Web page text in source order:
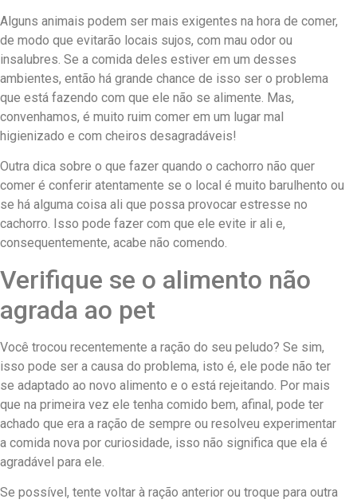
Alguns animais podem ser mais exigentes na hora de comer,
de modo que evitarão locais sujos, com mau odor ou
insalubres. Se a comida deles estiver em um desses
ambientes, então há grande chance de isso ser o problema
que está fazendo com que ele não se alimente. Mas,
convenhamos, é muito ruim comer em um lugar mal
higienizado e com cheiros desagradáveis!
Outra dica sobre o que fazer quando o cachorro não quer
comer é conferir atentamente se o local é muito barulhento ou
se há alguma coisa ali que possa provocar estresse no
cachorro. Isso pode fazer com que ele evite ir ali e,
consequentemente, acabe não comendo.
Verifique se o alimento não
agrada ao pet
Você trocou recentemente a ração do seu peludo? Se sim,
isso pode ser a causa do problema, isto é, ele pode não ter
se adaptado ao novo alimento e o está rejeitando. Por mais
que na primeira vez ele tenha comido bem, afinal, pode ter
achado que era a ração de sempre ou resolveu experimentar
a comida nova por curiosidade, isso não significa que ela é
agradável para ele.
Se possível, tente voltar à ração anterior ou troque para outra